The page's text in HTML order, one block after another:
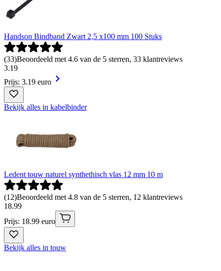
Handson Bindband Zwart 2,5 x100 mm 100 Stuks
(33)Beoordeeld met 4.6 van de 5 sterren, 33 klantreviews
3.19
Prijs: 3.19 euro
Bekijk alles in kabelbinder
Ledent touw naturel synthethisch vlas 12 mm 10 m
(12)Beoordeeld met 4.8 van de 5 sterren, 12 klantreviews
18.99
Prijs: 18.99 euro
Bekijk alles in touw